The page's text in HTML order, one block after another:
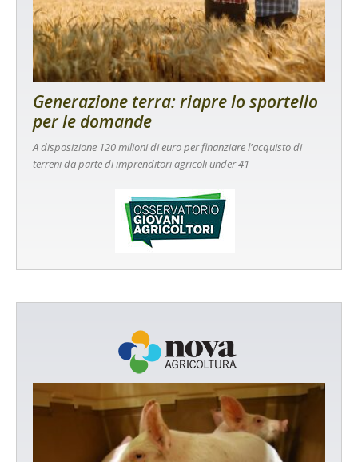
Generazione terra: riapre lo sportello
per le domande
A disposizione 120 milioni di euro per finanziare l'acquisto di
terreni da parte di imprenditori agricoli under 41